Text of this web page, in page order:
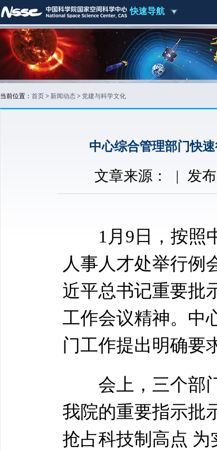
快速导航
当前位置： 首页 > 新闻动态 > 党建与科学文化
中心综合管理部门快
文章来源： | 发
1月9日，按照中
人事人才处举行例
近平总书记重要批
工作会议精神。中
门工作提出明确要
会上，三个部门
我院的重要指示批
抢占科技制高点